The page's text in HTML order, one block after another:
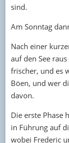
sind.
Am Sonntag
Nach einer
auf den See
frischer, und es
Böen, und wer
davon.
Die erste Phase
in Führung auf
wobei Frederic